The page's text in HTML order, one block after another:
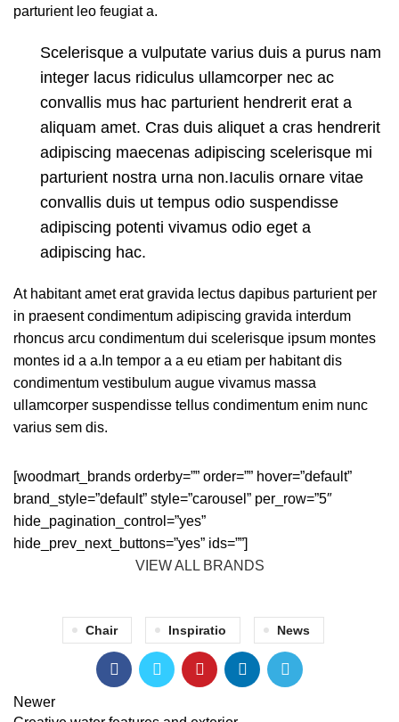
parturient leo feugiat a.
Scelerisque a vulputate varius duis a purus nam
integer lacus ridiculus ullamcorper nec ac
convallis mus hac parturient hendrerit erat a
aliquam amet. Cras duis aliquet a cras hendrerit
adipiscing maecenas adipiscing scelerisque mi
parturient nostra urna non.Iaculis ornare vitae
convallis duis ut tempus odio suspendisse
adipiscing potenti vivamus odio eget a
adipiscing hac.
At habitant amet erat gravida lectus dapibus parturient per
in praesent condimentum adipiscing gravida interdum
rhoncus arcu condimentum dui scelerisque ipsum montes
montes id a a.In tempor a a eu etiam per habitant dis
condimentum vestibulum augue vivamus massa
ullamcorper suspendisse tellus condimentum enim nunc
varius sem dis.
[woodmart_brands orderby=”” order=”” hover=”default”
brand_style=”default” style=”carousel” per_row=”5″
hide_pagination_control=”yes”
hide_prev_next_buttons=”yes” ids=””]
VIEW ALL BRANDS
Chair Inspiratio News
Newer